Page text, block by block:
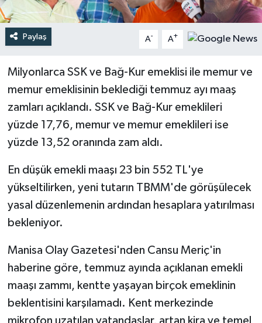
Paylaş A- A+
Milyonlarca SSK ve Bağ-Kur emeklisi ile memur ve
memur emeklisinin beklediği temmuz ayı maaş
zamları açıklandı. SSK ve Bağ-Kur emeklileri
yüzde 17,76, memur ve memur emeklileri ise
yüzde 13,52 oranında zam aldı.
En düşük emekli maaşı 23 bin 552 TL'ye
yükseltilirken, yeni tutarın TBMM'de görüşülecek
yasal düzenlemenin ardından hesaplara yatırılması
bekleniyor.
Manisa Olay Gazetesi'nden Cansu Meriç'in
haberine göre, temmuz ayında açıklanan emekli
maaşı zammı, kentte yaşayan birçok emeklinin
beklentisini karşılamadı. Kent merkezinde
mikrofon uzatılan vatandaşlar, artan kira ve temel